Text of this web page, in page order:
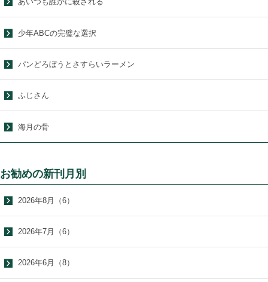
少年ABCの完璧な選択
パンどろぼうとさすらいラーメン
ふじさん
海月の骨
お勧めの新刊月別
2026年8月（6）
2026年7月（6）
2026年6月（8）